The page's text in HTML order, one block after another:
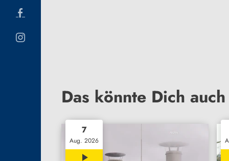
Das könnte Dich
7
Aug. 2026